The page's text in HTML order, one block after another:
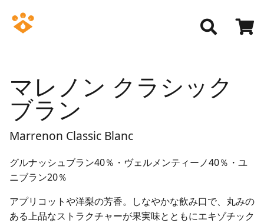
マレノン クラシック
ブラン
Marrenon Classic Blanc
グルナッシュブラン40％・ヴェルメンティーノ40％・ユ
ニブラン20％
アプリコットや洋梨の芳香。しなやかな飲み口で、丸みの
ある上品なストラクチャーが果実味とともにエキゾチック